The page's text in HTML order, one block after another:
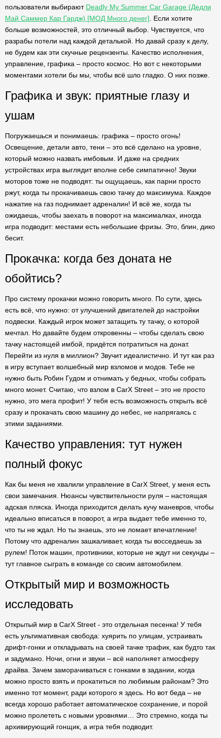
пользователи выбирают Deadly My Summer Car Garage (Дедли
Май Саммер Кар Гардж) [МОД Много денег] . Если хотите
больше возможностей, это отличный выбор. Чувствуется, что
разрабы потели над каждой деталькой. Но давай сразу к делу,
не будем как эти скучные рецензенты. Качество исполнения,
управление, графика – просто космос. Но вот с некоторыми
моментами хотели бы мы, чтобы всё шло гладко. О них позже.
Графика и звук: приятные глазу и
ушам
Погружаешься и понимаешь: графика – просто огонь!
Освещение, детали авто, тени – это всё сделано на уровне,
который можно назвать имбовым. И даже на средних
устройствах игра выглядит вполне себе симпатично! Звуки
моторов тоже не подводят: ты ощущаешь, как парни просто
ржут, когда ты прокачиваешь свою тачку до максимума. Каждое
нажатие на газ поднимает адреналин! И всё же, когда ты
ожидаешь, чтобы заехать в поворот на максималках, иногда
игра подводит: местами есть небольшие фризы. Это, блин, дико
бесит.
Прокачка: когда без доната не
обойтись?
Про систему прокачки можно говорить много. По сути, здесь
есть всё, что нужно: от улучшений двигателей до настройки
подвески. Каждый игрок может затащить ту тачку, о которой
мечтал. Но давайте будем откровенны – чтобы сделать свою
тачку настоящей имбой, придётся потратиться на донат.
Перейти из нуля в миллион? Звучит идеалистично. И тут как раз
в игру вступает волшебный мир взломов и модов. Тебе не
нужно быть Робин Гудом и отнимать у бедных, чтобы собрать
много монет. Считаю, что взлом в CarX Street – это не просто
нужно, это мега профит! У тебя есть возможность открыть всё
сразу и прокачать свою машину до небес, не напрягаясь с
этими заданиями.
Качество управления: тут нужен
полный фокус
Как бы меня не хвалили управление в CarX Street, у меня есть
свои замечания. Нюансы чувствительности руля – настоящая
адская пляска. Иногда приходится делать кучу маневров, чтобы
идеально вписаться в поворот, а игра выдает тебе именно то,
что ты не ждал. Но ты знаешь, это не ломает впечатление!
Потому что адреналин зашкаливает, когда ты восседаешь за
рулем! Поток машин, противники, которые не ждут ни секунды –
тут главное сыграть в команде со своим автомобилем.
Открытый мир и возможность
исследовать
Открытый мир в CarX Street - это отдельная песенка! У тебя
есть ультимативная свобода: хуярить по улицам, устраивать
дрифт-гонки и откладывать на своей тачке трафик, как будто так
и задумано. Ночи, огни и звуки – всё наполняет атмосферу
драйва. Зачем заморачиваться с гонками в задании, когда
можно просто взять и прокатиться по любимым районам? Это
именно тот момент, ради которого я здесь. Но вот беда – не
всегда хорошо работает автоматическое сохранение, и порой
можно пролететь с новыми уровнями… Это стремно, когда ты
архивирующий гонщик, а игра тебя подводит.